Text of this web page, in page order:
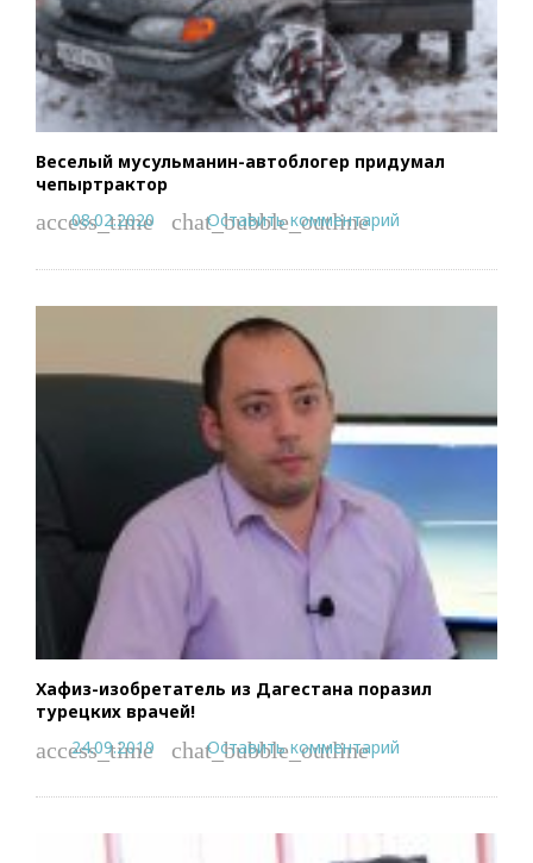
Веселый мусульманин-автоблогер придумал
чепыртрактор
access_time
08.02.2020 chat_bubble_outline
Оставить комментарий
Хафиз-изобретатель из Дагестана поразил
турецких врачей!
access_time
24.09.2019 chat_bubble_outline
Оставить комментарий